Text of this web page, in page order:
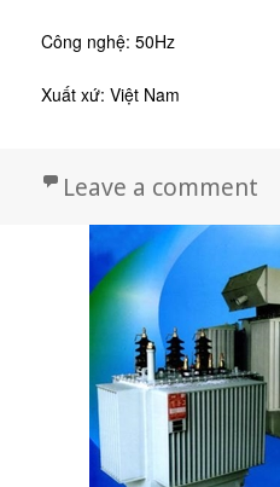
Công nghệ: 50Hz
Xuất xứ: Việt Nam
Leave a comment